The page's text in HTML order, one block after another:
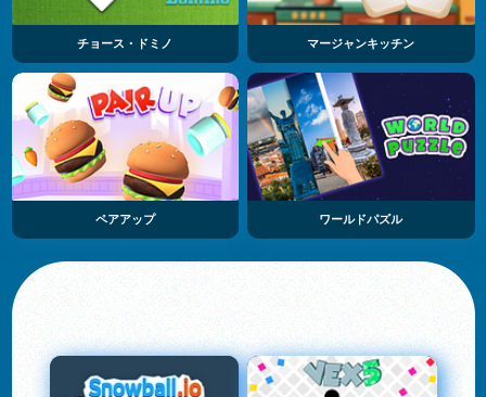
チョース・ドミノ マージャンキッチン
ペアアップ ワールドパズル